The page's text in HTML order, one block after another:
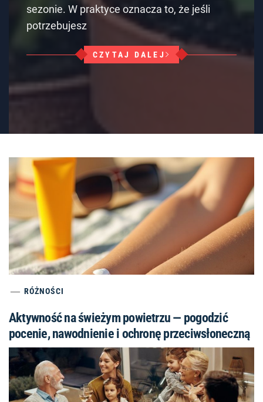
sezonie. W praktyce oznacza to, że jeśli
potrzebujesz
CZYTAJ DALEJ
RÓŻNOŚCI
Aktywność na świeżym powietrzu — pogodzić
pocenie, nawodnienie i ochronę przeciwsłoneczną